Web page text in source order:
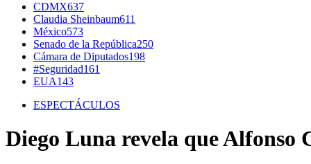
CDMX637
Claudia Sheinbaum611
México573
Senado de la República250
Cámara de Diputados198
#Seguridad161
EUA143
ESPECTÁCULOS
Diego Luna revela que Alfonso